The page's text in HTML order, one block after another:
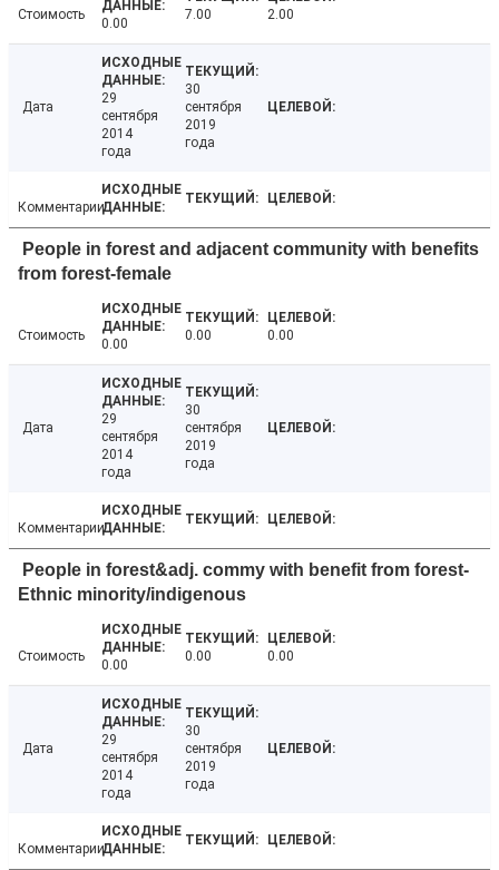
Стоимость
0.00
7.00 2.00
Дата
29
сентября
2014
года
30
сентября
2019
года
Комментарии
People in forest and adjacent community with benefits
from forest-female
Стоимость
0.00
0.00 0.00
Дата
29
сентября
2014
года
30
сентября
2019
года
Комментарии
People in forest&adj. commy with benefit from forest-
Ethnic minority/indigenous
Стоимость
0.00
0.00 0.00
Дата
29
сентября
2014
года
30
сентября
2019
года
Комментарии